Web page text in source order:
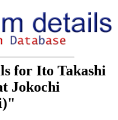
for Ito Takashi
Jokochi